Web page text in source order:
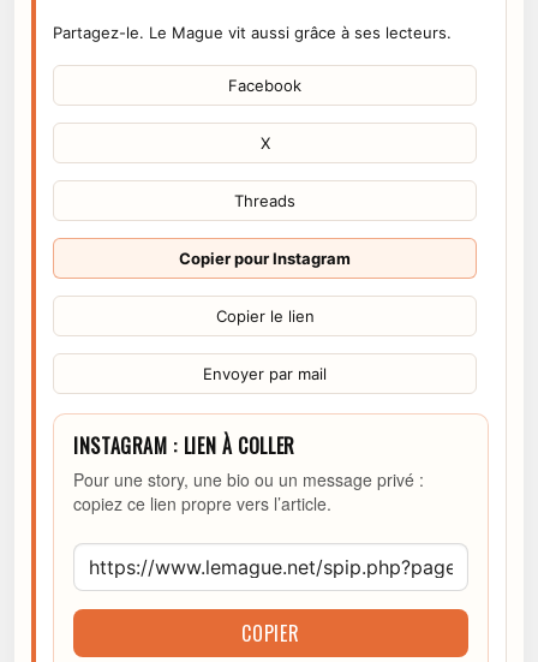
Partagez-le. Le Mague vit aussi grâce à ses lecteurs.
Facebook
X
Threads
Copier pour Instagram
Copier le lien
Envoyer par mail
INSTAGRAM : LIEN À COLLER
Pour une story, une bio ou un message privé :
copiez ce lien propre vers l’article.
COPIER